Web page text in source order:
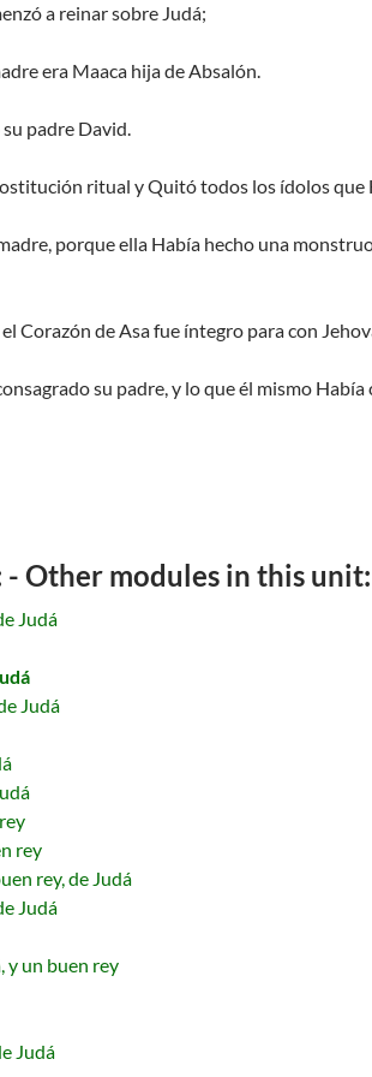
a reinar sobre Judá;
era Maaca hija de Absalón.
padre David.
ritual y Quitó todos los ídolos que
porque ella Había hecho una
Corazón de Asa fue íntegro para con
su padre, y lo que él mismo
Other modules in this unit:
Judá
Judá
rey
rey, de Judá
Judá
y un buen rey
Judá